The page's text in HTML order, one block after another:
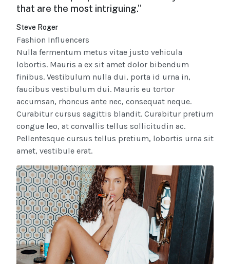
that are the most intriguing.”
Steve Roger
Fashion Influencers
Nulla fermentum metus vitae justo vehicula
lobortis. Mauris a ex sit amet dolor bibendum
finibus. Vestibulum nulla dui, porta id urna in,
faucibus vestibulum dui. Mauris eu tortor
accumsan, rhoncus ante nec, consequat neque.
Curabitur cursus sagittis blandit. Curabitur pretium
congue leo, at convallis tellus sollicitudin ac.
Pellentesque cursus tellus pretium, lobortis urna sit
amet, vestibule erat.